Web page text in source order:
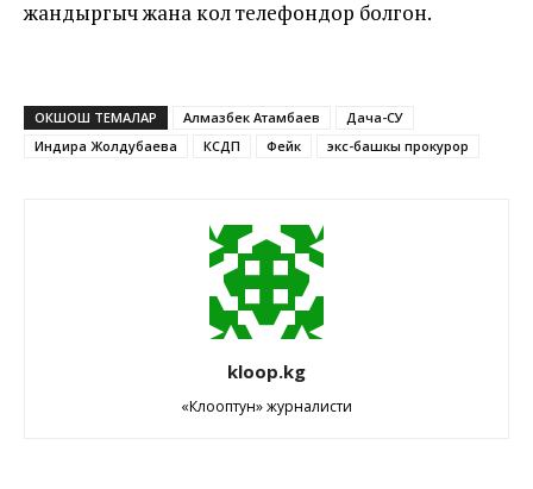
жандыргыч жана кол телефондор болгон.
ОКШОШ ТЕМАЛАР Алмазбек Атамбаев
Дача-СУ
Индира Жолдубаева
КСДП Фейк экс-башкы прокурор
kloop.kg
«Клооптун» журналисти